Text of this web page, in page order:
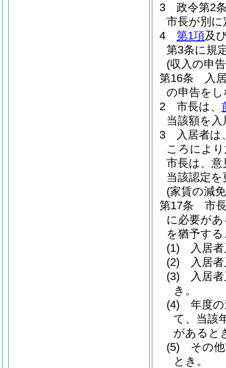
3
政令第2
市長が別
4
第1項及
第3条に規
(収入の申
第16条
入
の申告を
2
市長は、
当該額を
3
入居者は
ころによ
市長は、
当該認定
(家賃の減
第17条
市
に必要が
を猶予す
(1)
入居
(2)
入居
(3)
入居
き。
(4)
年度
て、当該
があると
(5)
その
とき。